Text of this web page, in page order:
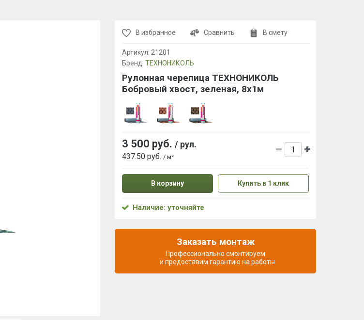
В избранное Сравнить В смету
Артикул: 21201
Бренд: ТЕХНОНИКОЛЬ
Рулонная черепица ТЕХНОНИКОЛЬ
Бобровый хвост, зеленая, 8х1м
3 500 руб. / рул.
437.50 руб. / м²
В корзину Купить в 1 клик
Наличие: уточняйте
Заказать монтаж
Профессионально смонтируем
и предоставим гарантию на работы